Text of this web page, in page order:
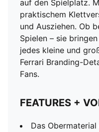
auf den Spielplatz.
praktischem
und Ausziehen. Ob
Spielen – sie
jedes kleine und
Ferrari Branding-
Fans.
FEATURES +
Das